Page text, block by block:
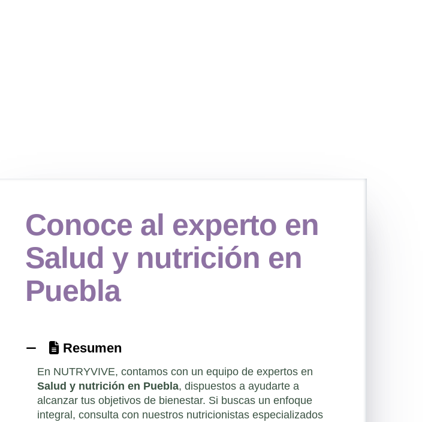
Conoce al experto en
Salud y nutrición en
Puebla
Resumen
En NUTRYVIVE, contamos con un equipo de expertos en
Salud y nutrición en Puebla, dispuestos a ayudarte a
alcanzar tus objetivos de bienestar. Si buscas un enfoque
integral, consulta con nuestros nutricionistas especializados